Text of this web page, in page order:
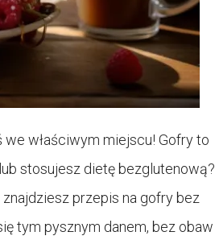
właściwym miejscu! Gofry to
stosujesz dietę bezglutenową?
przepis na gofry bez
tym pysznym danem, bez obaw